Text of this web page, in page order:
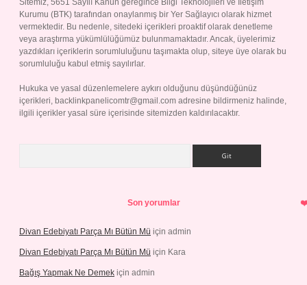
Sitemiz, 5651 Sayılı Kanun gereğince Bilgi Teknolojileri ve İletişim
Kurumu (BTK) tarafından onaylanmış bir Yer Sağlayıcı olarak hizmet
vermektedir. Bu nedenle, sitedeki içerikleri proaktif olarak denetleme
veya araştırma yükümlülüğümüz bulunmamaktadır. Ancak, üyelerimiz
yazdıkları içeriklerin sorumluluğunu taşımakta olup, siteye üye olarak bu
sorumluluğu kabul etmiş sayılırlar.
Hukuka ve yasal düzenlemelere aykırı olduğunu düşündüğünüz
içerikleri, backlinkpanelicomtr@gmail.com adresine bildirmeniz halinde,
ilgili içerikler yasal süre içerisinde sitemizden kaldırılacaktır.
Son yorumlar
Divan Edebiyatı Parça Mı Bütün Mü için admin
Divan Edebiyatı Parça Mı Bütün Mü için Kara
Bağış Yapmak Ne Demek için admin